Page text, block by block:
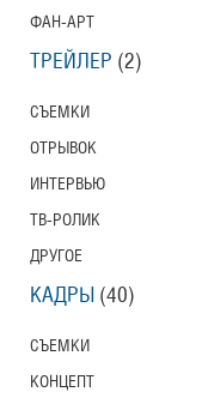
ФАН-АРТ
ТРЕЙЛЕР (2)
СЪЕМКИ
ОТРЫВОК
ИНТЕРВЬЮ
ТВ-РОЛИК
ДРУГОЕ
КАДРЫ (40)
СЪЕМКИ
КОНЦЕПТ